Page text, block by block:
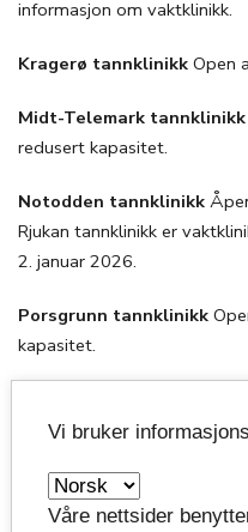
informasjon om vaktklinikk.
Kragerø tannklinikk Open
Midt-Telemark tannklinikk
redusert kapasitet.
Notodden tannklinikk
Rjukan tannklinikk er
2. januar 2026.
Porsgrunn tannklinikk
kapasitet.
januar 2026. Notodden
Seljord tannklinikk Open
Vi bruker
Våre nettsider